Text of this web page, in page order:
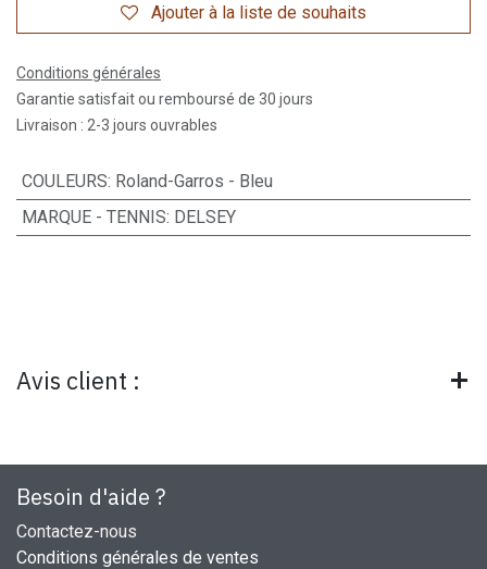
Ajouter à la liste de souhaits
Conditions générales
Garantie satisfait ou remboursé de 30 jours
Livraison : 2-3 jours ouvrables
COULEURS: Roland-Garros - Bleu
MARQUE - TENNIS: DELSEY
Avis client :
Besoin d'aide ?
Contactez-nous
Conditions générales de ventes